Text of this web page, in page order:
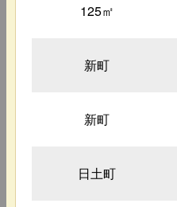
125㎡
新町
新町
日土町